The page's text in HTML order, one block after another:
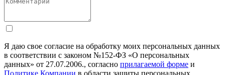
Я даю свое согласие на обработку моих персональных данных
в соответствии с законом №152-ФЗ «О персональных
данных» от 27.07.2006., согласно прилагаемой форме и
Политике Компании в области защиты персональных